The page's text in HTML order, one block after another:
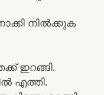
നിൽക്കുക
ഇറങ്ങി.
എത്തി.